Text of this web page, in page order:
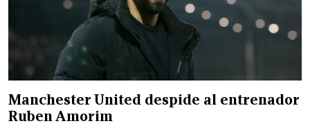
Manchester United despide al entrenador
Ruben Amorim